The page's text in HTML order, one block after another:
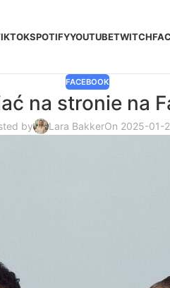
SPOTIFYYOUTUBETWITCH
FACEBOOK
na stronie na
by Lara BakkerOn 2025-01-